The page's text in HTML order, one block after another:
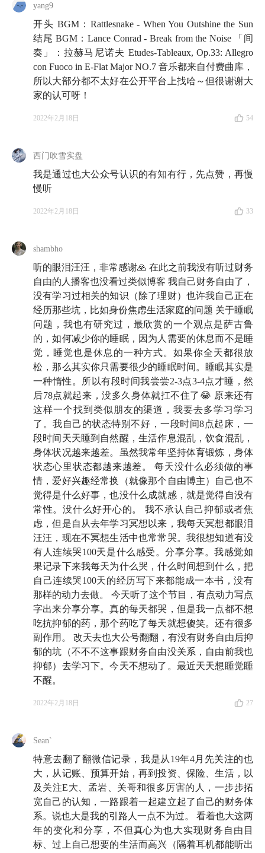
今天的嘉宾「也谈钱」和小酒馆的渊源可以追溯到小酒
馆还是文字专栏的时候。那一次，我们和尚未实现财务
自由目标的他，聊了聊
如何着手制定财务自由计划
。没
想到，再次邀请也大来小酒馆时，他的财务目标都已经
实现了。🎉
务自由博主的观察，以及他和也太之间的神仙爱情。
财务自由的生活是什么样的？为什么早退休的生活也会
令人后悔？实现 财务自由的路上最容易出错的地方是哪
里？如何规避？欲知以上问题的答案，欢迎来收听。
也谈钱
著有《工薪族财务自由说明书》。目前定居德国。
收听提示 🌟
引子
01:3530 秒小科普：「财务自由」是什么？也谈钱是
谁？
Part 1 财务自由完成时
03:20「先退休，后财务自由」纯属巧合
04:29部分提前退休的人表示很后悔，也谈钱有没有为
此后悔过？
10:55也谈钱财务自由后的一天是怎样的？
13:25幸福小事 1 号：从「研究好好睡觉」中体会到的
自由
17:19 数字不是衡量财务自由的唯一标准
Part 2 实现了财务自由的人都干什么去了？
21:58Fat FIRE（收入高开销高）VS Lean FIRE（收入
低开销低）
得平衡
24:45
对一位财务自由实践者的观察：是米粉博主，也
是咖啡博主，更是自由博主
27:42财务自由之后，从「消费心态」转换成「创造心
态」
yang9
开头 BGM：Rattlesnake - When You Outshine the Sun
结尾 BGM：Lance Conrad - Break from the Noise 「间
奏」：拉赫马尼诺夫 Etudes-Tableaux, Op.33: Allegro
con Fuoco in E-Flat Major NO.7 音乐都来自付费曲库，
所以大部分都不太好在公开平台上找哈～但很谢谢大
家的认可呀！
2022年2月18日 54
西门吹雪实盘
我是通过也大公众号认识的有知有行，先点赞，再慢
慢听
2022年2月18日 33
shambho
听的眼泪汪汪，非常感谢🙏 在此之前我没有听过财务
自由的人播客也没看过类似博客 我自己财务自由了，
没有学习过相关的知识（除了理财）也许我自己正在
经历那些坑，比如身份焦虑生活家庭的问题 关于睡眠
问题，我也有研究过，最欣赏的一个观点是萨古鲁
的，如何减少你的睡眠，因为人需要的休息而不是睡
觉，睡觉也是休息的一种方式。如果你全天都很放
松，那么其实你只需要很少的睡眠时间。睡眠其实是
一种惰性。所以有段时间我尝尝2-3点3-4点才睡，然
后78点就起来，没多久身体就扛不住了😂 原来还有
这样一个找到类似朋友的渠道，我要去多学习学习
了。我自己的状态特别不好，一段时间8点起床，一
段时间天天睡到自然醒，生活作息混乱，饮食混乱，
身体状况越来越差。虽然我常年坚持体育锻炼，身体
状态心里状态都越来越差。 每天没什么必须做的事
情，爱好兴趣经常换（就像那个自由博主）自己也不
觉得是什么好事，也没什么成就感，就是觉得自没有
常性。没什么好开心的。 我不承认自己抑郁或者焦
虑，但是自从去年学习冥想以来，我每天冥想都眼泪
汪汪，现在不冥想生活中也常常哭。我很想知道有没
有人连续哭100天是什么感受。分享分享。我感觉如
果记录下来我每天为什么哭，什么时间想到什么，把
自己连续哭100天的经历写下来都能成一本书，没有
那样的动力去做。 今天听了这个节目，有点动力写点
字出来分享分享。真的每天都哭，但是我一点都不想
吃抗抑郁的药，那个药吃了每天就想傻笑。还有很多
副作用。 改天去也大公号翻翻，有没有财务自由后抑
郁的坑（不不不这事跟财务自由没关系，自由前我也
抑郁）去学习下。今天不想动了。最近天天想睡觉睡
不醒。
2022年2月18日 27
Sean`
特意去翻了翻微信记录，我是从19年4月先关注的也
大，从记账、预算开始，再到投资、保险、生活，以
及关注E大、孟岩、关哥和很多厉害的人，一步步拓
宽自己的认知，一路跟着一起建立起了自己的财务体
系。说也大是我的引路人一点不为过。 看着也大这两
年的变化和分享，不但真心为也大实现财务自由目
标、过上自己想要的生活而高兴（隔着耳机都能听出